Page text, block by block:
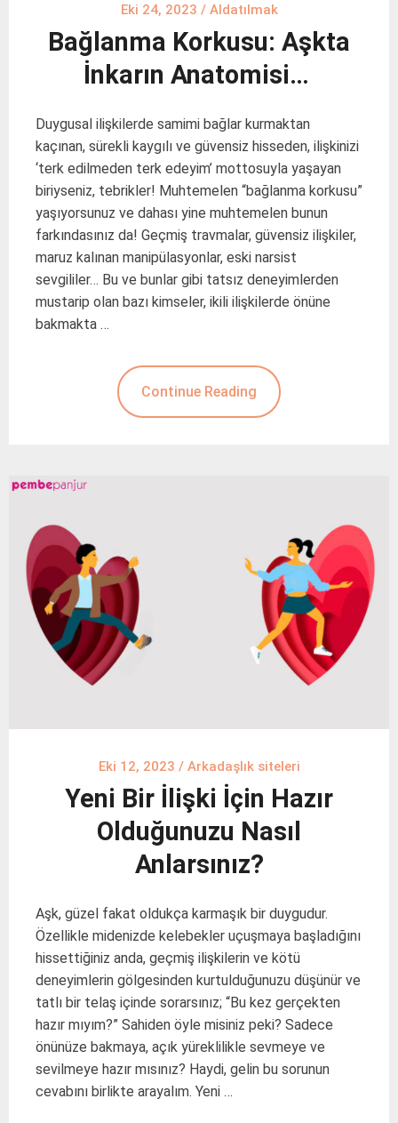
Eki 24, 2023 / Aldatılmak
Bağlanma Korkusu: Aşkta
İnkarın Anatomisi…
Duygusal ilişkilerde samimi bağlar kurmaktan
kaçınan, sürekli kaygılı ve güvensiz hisseden, ilişkinizi
‘terk edilmeden terk edeyim’ mottosuyla yaşayan
biriyseniz, tebrikler! Muhtemelen “bağlanma korkusu”
yaşıyorsunuz ve dahası yine muhtemelen bunun
farkındasınız da! Geçmiş travmalar, güvensiz ilişkiler,
maruz kalınan manipülasyonlar, eski narsist
sevgililer… Bu ve bunlar gibi tatsız deneyimlerden
mustarip olan bazı kimseler, ikili ilişkilerde önüne
bakmakta …
Continue Reading
Eki 12, 2023 / Arkadaşlık siteleri
Yeni Bir İlişki İçin Hazır
Olduğunuzu Nasıl
Anlarsınız?
Aşk, güzel fakat oldukça karmaşık bir duygudur.
Özellikle midenizde kelebekler uçuşmaya başladığını
hissettiğiniz anda, geçmiş ilişkilerin ve kötü
deneyimlerin gölgesinden kurtulduğunuzu düşünür ve
tatlı bir telaş içinde sorarsınız; “Bu kez gerçekten
hazır mıyım?” Sahiden öyle misiniz peki? Sadece
önünüze bakmaya, açık yüreklilikle sevmeye ve
sevilmeye hazır mısınız? Haydi, gelin bu sorunun
cevabını birlikte arayalım. Yeni …